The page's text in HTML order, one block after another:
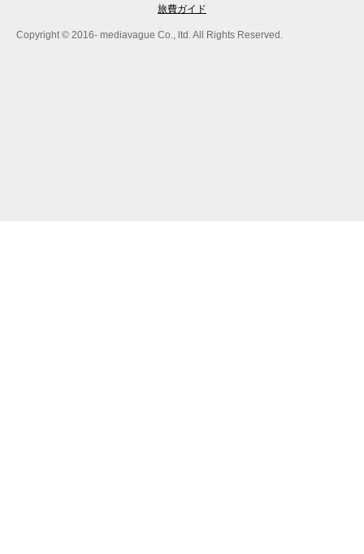
旅費ガイド
Copyright © 2016- mediavague Co., ltd. All Rights Reserved.